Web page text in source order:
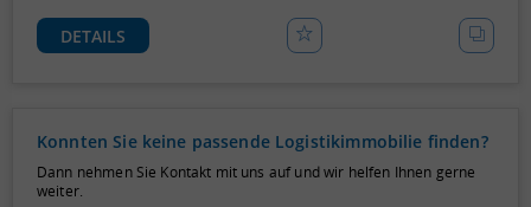
DETAILS
Konnten Sie keine passende Logistikimmobilie finden?
Dann nehmen Sie Kontakt mit uns auf und wir helfen Ihnen gerne
weiter.